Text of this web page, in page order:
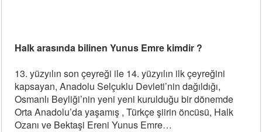
Halk arasında bilinen Yunus Emre kimdir ?
13. yüzyılın son çeyreği ile 14. yüzyılın ilk çeyreğini
kapsayan, Anadolu Selçuklu Devleti’nin dağıldığı,
Osmanlı Beyliği’nin yeni yeni kurulduğu bir dönemde
Orta Anadolu’da yaşamış , Türkçe şiirin öncüsü, Halk
Ozanı ve Bektaşi Ereni Yunus Emre…